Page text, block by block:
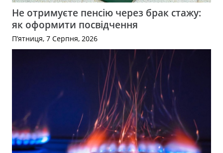
Не отримуєте пенсію через брак стажу:
як оформити посвідчення
П’ятниця, 7 Серпня, 2026